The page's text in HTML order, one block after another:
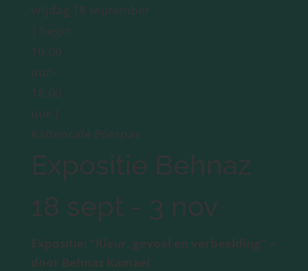
vrijdag 18 september
| begin
10:00
uur -
18:00
uur |
Kattencafé Poespas
Expositie Behnaz
18 sept - 3 nov
Expositie: “Kleur, gevoel en verbeelding” –
door Behnaz Kamaei